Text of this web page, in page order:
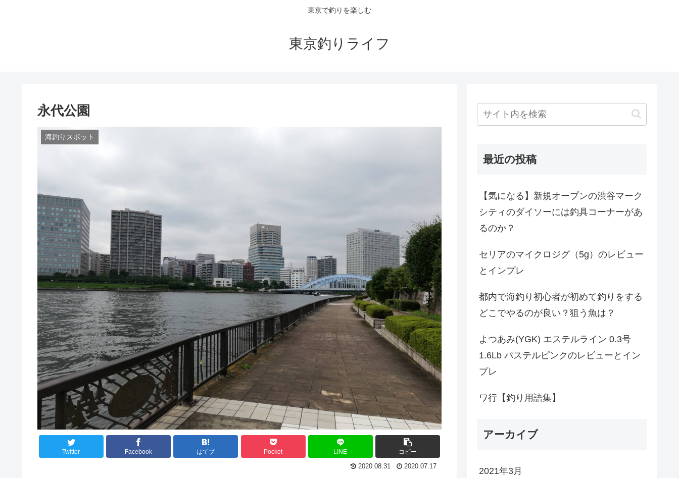
東京で釣りを楽しむ
東京釣りライフ
永代公園
海釣りスポット
Twitter Facebook はてブ Pocket LINE コピー
2020.08.31 2020.07.17
最近の投稿
【気になる】新規オープンの渋谷マーク
シティのダイソーには釣具コーナーがあ
るのか？
セリアのマイクロジグ（5g）のレビュー
とインプレ
都内で海釣り初心者が初めて釣りをする
どこでやるのが良い？狙う魚は？
よつあみ(YGK) エステルライン 0.3号
1.6Lb パステルピンクのレビューとイン
プレ
ワ行【釣り用語集】
アーカイブ
2021年3月